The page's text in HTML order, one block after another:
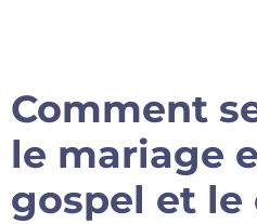
Comment
le mariage
gospel et le